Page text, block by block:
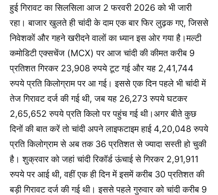
हुई गिरावट का सिलसिला आज 2 फरवरी 2026 को भी जारी
रहा। बाजार खुलते ही चांदी के दाम एक बार फिर लुढ़क गए, जिससे
निवेशकों और गहने खरीदने वालों का ध्यान इस ओर गया है।मल्टी
कमोडिटी एक्सचेंज (MCX) पर आज चांदी की कीमत करीब 9
प्रतिशत गिरकर 23,908 रुपये टूट गई और यह 2,41,744
रुपये प्रति किलोग्राम पर आ गई। इससे एक दिन पहले भी चांदी में
तेज गिरावट दर्ज की गई थी, जब यह 26,273 रुपये घटकर
2,65,652 रुपये प्रति किलो पर पहुंच गई थी।अगर बीते कुछ
दिनों की बात करें तो चांदी अपने लाइफटाइम हाई 4,20,048 रुपये
प्रति किलोग्राम से अब तक 36 प्रतिशत से ज्यादा सस्ती हो चुकी
है। शुक्रवार को जहां चांदी रिकॉर्ड ऊंचाई से गिरकर 2,91,911
रुपये पर आई थी, वहीं एक ही दिन में इसमें करीब 30 प्रतिशत की
बड़ी गिरावट दर्ज की गई थी। इससे पहले गुरुवार को चांदी करीब 9